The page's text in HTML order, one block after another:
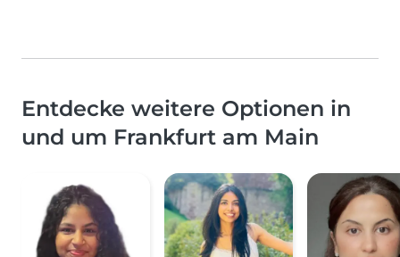
Entdecke weitere Optionen in
und um Frankfurt am Main